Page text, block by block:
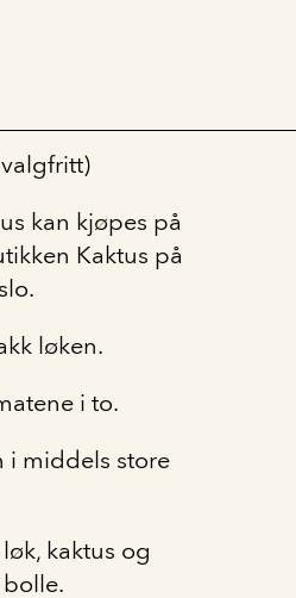
kan kjøpes på
Kaktus på
løken.
i to.
i middels store
kaktus og